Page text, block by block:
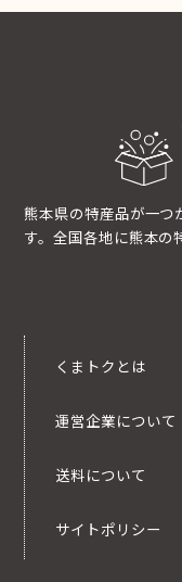
熊本県の特産品が一つ
す。全国各地に熊本の
くまトクとは
運営企業について
送料について
サイトポリシー